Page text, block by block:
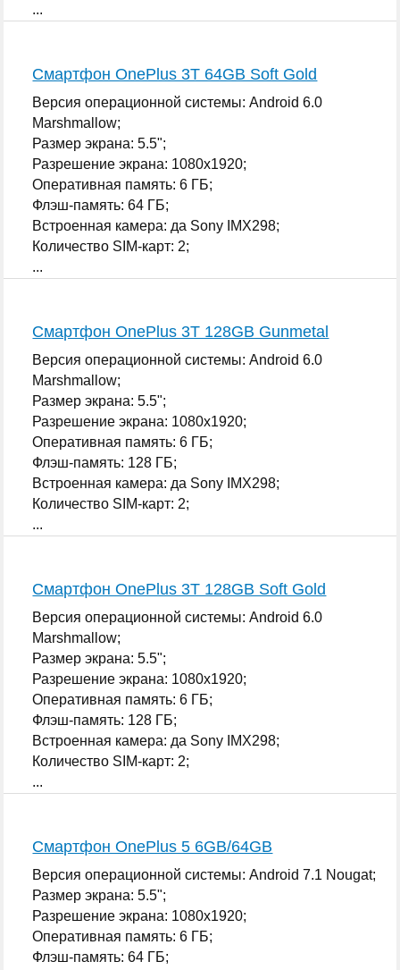
...
Смартфон OnePlus 3T 64GB Soft Gold
Версия операционной системы: Android 6.0
Marshmallow;
Размер экрана: 5.5";
Разрешение экрана: 1080x1920;
Оперативная память: 6 ГБ;
Флэш-память: 64 ГБ;
Встроенная камера: да Sony IMX298;
Количество SIM-карт: 2;
...
Смартфон OnePlus 3T 128GB Gunmetal
Версия операционной системы: Android 6.0
Marshmallow;
Размер экрана: 5.5";
Разрешение экрана: 1080x1920;
Оперативная память: 6 ГБ;
Флэш-память: 128 ГБ;
Встроенная камера: да Sony IMX298;
Количество SIM-карт: 2;
...
Смартфон OnePlus 3T 128GB Soft Gold
Версия операционной системы: Android 6.0
Marshmallow;
Размер экрана: 5.5";
Разрешение экрана: 1080x1920;
Оперативная память: 6 ГБ;
Флэш-память: 128 ГБ;
Встроенная камера: да Sony IMX298;
Количество SIM-карт: 2;
...
Смартфон OnePlus 5 6GB/64GB
Версия операционной системы: Android 7.1 Nougat;
Размер экрана: 5.5";
Разрешение экрана: 1080x1920;
Оперативная память: 6 ГБ;
Флэш-память: 64 ГБ;